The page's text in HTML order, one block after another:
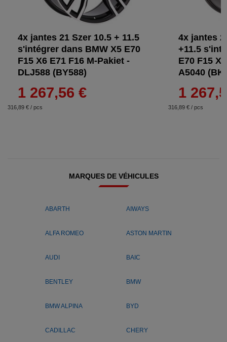
4x jantes 21 Szer 10.5 + 11.5
s'intégrer dans BMW X5 E70
F15 X6 E71 F16 M-Pakiet -
DLJ588 (BY588)
1 267,56 €
316,89 € / pcs
4x jantes
+11.5
E70 F15
A5040
1
316,89 € / pcs
MARQUES DE VÉHICULES
ABARTH AIWAYS
ALFA ROMEO ASTON MARTIN
AUDI BAIC
BENTLEY BMW
BMW ALPINA BYD
CADILLAC CHERY